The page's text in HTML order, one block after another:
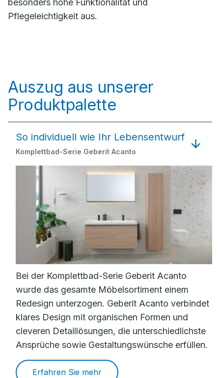
besonders hohe Funktionalität und
Pflegeleichtigkeit aus.
Auszug aus unserer
Produktpalette
So individuell wie Ihr Lebensentwurf
Komplettbad-Serie Geberit Acanto
Bei der Komplettbad-Serie Geberit Acanto
wurde das gesamte Möbelsortiment einem
Redesign unterzogen. Geberit Acanto verbindet
klares Design mit organischen Formen und
cleveren Detaillösungen, die unterschiedlichste
Ansprüche sowie Gestaltungswünsche erfüllen.
Erfahren Sie mehr